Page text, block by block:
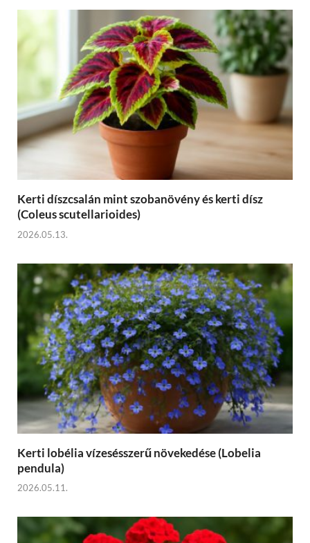
Kerti díszcsalán mint szobanövény és kerti dísz
(Coleus scutellarioides)
2026.05.13.
Kerti lobélia vízesésszerű növekedése (Lobelia
pendula)
2026.05.11.